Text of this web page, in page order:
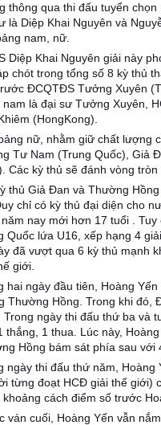
thông qua thi đấu tuyển
là Diệp Khai Nguyên và
nam, nữ.
Diệp Khai Nguyên giải này
chót trong tổng số 8 kỳ thủ
ĐCQTĐS Tưởng Xuyên
nam là đại sư Tưởng Xuyên,
(HongKong).
nữ, nhằm giữ chất lượng
Tư Nam (Trung Quốc), Giả
Các kỳ thủ sẽ đánh vòng
thủ Giả Đan và Thường
chỉ có kỳ thủ đại diện cho
năm nay mới hơn 17 tuổi .
Quốc lứa U16, xếp hạng 4
đã vượt qua 6 kỳ thủ mạnh
giới.
hai ngày đầu tiên, Hoàng
Thường Hồng. Trong khi đó,
Trong ngày thi đấu thứ ba và
thắng, 1 thua. Lúc này,
Hồng bám sát phía sau với
ngày thi đấu thứ năm,
từng đoạt HCĐ giải thế giới)
khoảng cách điểm số trước
ván cuối, Hoàng Yến vẫn